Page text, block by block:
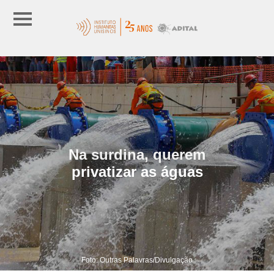
Na surdina, querem
privatizar as águas
Foto: Outras Palavras/Divulgação